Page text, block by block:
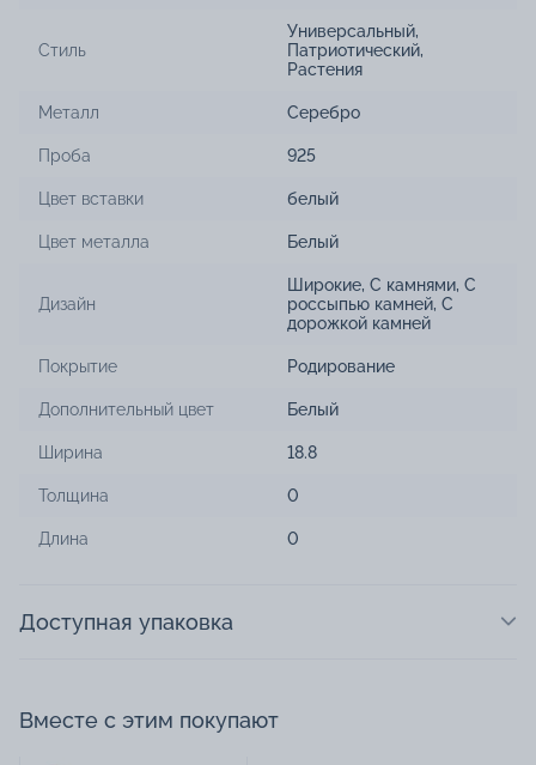
Стиль
Универсальный,
Патриотический,
Растения
Металл Серебро
Проба 925
Цвет вставки белый
Цвет металла Белый
Дизайн
Широкие, С камнями, С
россыпью камней, С
дорожкой камней
Покрытие Родирование
Дополнительный цвет Белый
Ширина 18.8
Толщина 0
Длина 0
Доступная упаковка
Вместе с этим покупают